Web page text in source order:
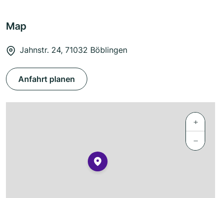
Map
Jahnstr. 24, 71032 Böblingen
Anfahrt planen
+
−